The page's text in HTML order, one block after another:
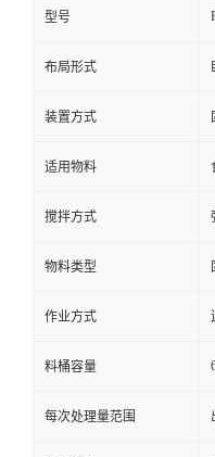
型号
布局形式
装置方式
适用物料
搅拌方式
物料类型
作业方式
料桶容量
每次处理量范围